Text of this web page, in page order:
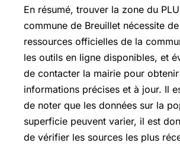
En résumé, trouver la zone du
commune de Breuillet nécessite
ressources officielles de la
les outils en ligne disponibles, et
de contacter la mairie pour
informations précises et à jour. Il
de noter que les données sur la
superficie peuvent varier, il est
de vérifier les sources les plus